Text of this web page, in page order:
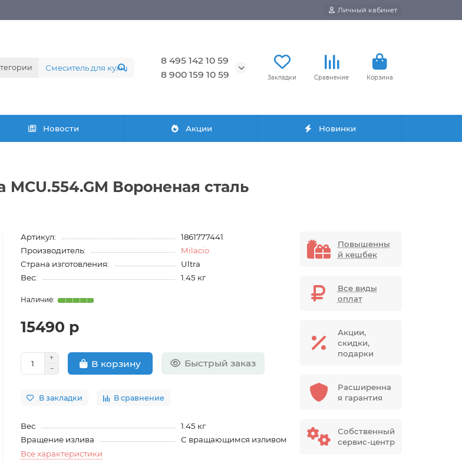
Личный кабинет
8 495 142 10 59
8 900 159 10 59
Закладки Сравнение Корзина
Новости Акции Новинки
Вороненая сталь
Артикул:
1861777441
Производитель:
Milacio
Страна изготовления:
Ultra
Вес:
1.45 кг
15490 р
В корзину Быстрый заказ
В закладки В сравнение
Вес
1.45 кг
Вращение излива
С вращающимся изливом
Все характеристики
Повышенны
й кешбек
Все виды
оплат
Акции,
скидки,
подарки
Расширенна
я гарантия
Собственный
сервис-центр